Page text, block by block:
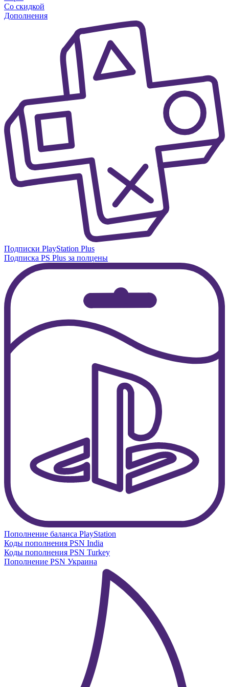
Со скидкой
Дополнения
Подписки PlayStation Plus
Подписка PS Plus за полцены
Пополнение баланса PlayStation
Коды пополнения PSN India
Коды пополнения PSN Turkey
Пополнение PSN Украина